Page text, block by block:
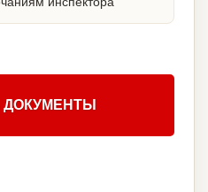
ДОКУМЕНТЫ